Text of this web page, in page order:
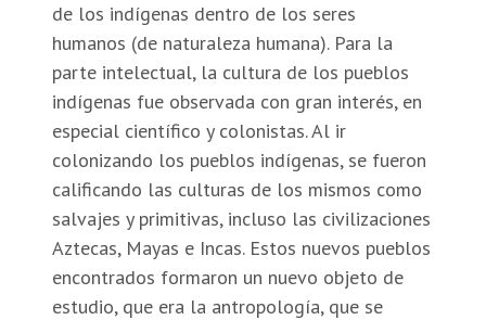
de los indígenas dentro de los seres
humanos (de naturaleza humana). Para la
parte intelectual, la cultura de los pueblos
indígenas fue observada con gran interés, en
especial científico y colonistas. Al ir
colonizando los pueblos indígenas, se fueron
calificando las culturas de los mismos como
salvajes y primitivas, incluso las civilizaciones
Aztecas, Mayas e Incas. Estos nuevos pueblos
encontrados formaron un nuevo objeto de
estudio, que era la antropología, que se